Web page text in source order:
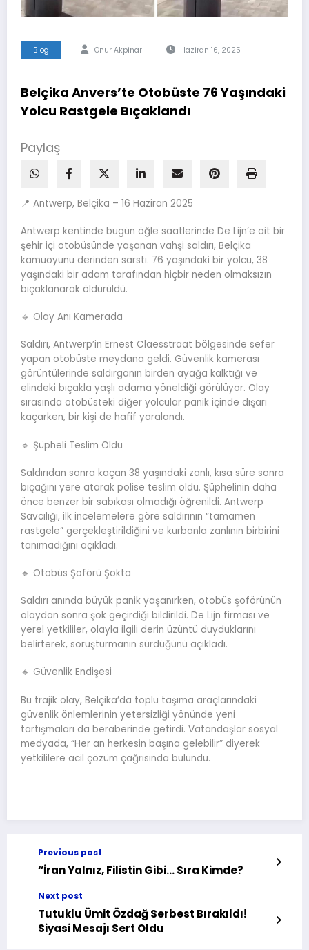
Blog Onur Akpinar Haziran 16, 2025
Belçika Anvers’te Otobüste 76 Yaşındaki
Yolcu Rastgele Bıçaklandı
Paylaş
📍 Antwerp, Belçika – 16 Haziran 2025
Antwerp kentinde bugün öğle saatlerinde De Lijn’e ait bir
şehir içi otobüsünde yaşanan vahşi saldırı, Belçika
kamuoyunu derinden sarstı. 76 yaşındaki bir yolcu, 38
yaşındaki bir adam tarafından hiçbir neden olmaksızın
bıçaklanarak öldürüldü.
🔹 Olay Anı Kamerada
Saldırı, Antwerp’in Ernest Claesstraat bölgesinde sefer
yapan otobüste meydana geldi. Güvenlik kamerası
görüntülerinde saldırganın birden ayağa kalktığı ve
elindeki bıçakla yaşlı adama yöneldiği görülüyor. Olay
sırasında otobüsteki diğer yolcular panik içinde dışarı
kaçarken, bir kişi de hafif yaralandı.
🔹 Şüpheli Teslim Oldu
Saldırıdan sonra kaçan 38 yaşındaki zanlı, kısa süre sonra
bıçağını yere atarak polise teslim oldu. Şüphelinin daha
önce benzer bir sabıkası olmadığı öğrenildi. Antwerp
Savcılığı, ilk incelemelere göre saldırının “tamamen
rastgele” gerçekleştirildiğini ve kurbanla zanlının birbirini
tanımadığını açıkladı.
🔹 Otobüs Şoförü Şokta
Saldırı anında büyük panik yaşanırken, otobüs şoförünün
olaydan sonra şok geçirdiği bildirildi. De Lijn firması ve
yerel yetkililer, olayla ilgili derin üzüntü duyduklarını
belirterek, soruşturmanın sürdüğünü açıkladı.
🔹 Güvenlik Endişesi
Bu trajik olay, Belçika’da toplu taşıma araçlarındaki
güvenlik önlemlerinin yetersizliği yönünde yeni
tartışmaları da beraberinde getirdi. Vatandaşlar sosyal
medyada, “Her an herkesin başına gelebilir” diyerek
yetkililere acil çözüm çağrısında bulundu.
Previous post
“İran Yalnız, Filistin Gibi… Sıra Kimde?
Next post
Tutuklu Ümit Özdağ Serbest Bırakıldı!
Siyasi Mesajı Sert Oldu